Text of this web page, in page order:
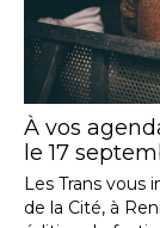
À vos
le 17
Les Trans vous
de la Cité, à